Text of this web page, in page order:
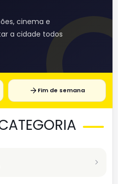
cinema e
a cidade todos
Fim de semana